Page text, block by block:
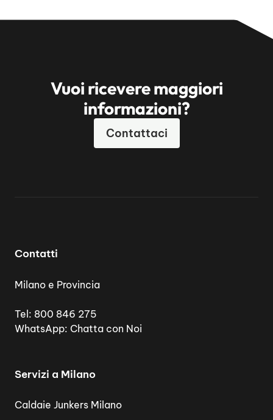
Vuoi ricevere maggiori
informazioni?
Contattaci
Contatti
Milano e Provincia
Tel: 800 846 275
WhatsApp: Chatta con Noi
Servizi a Milano
Caldaie Junkers Milano